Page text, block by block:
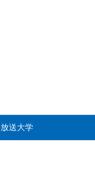
放送大学